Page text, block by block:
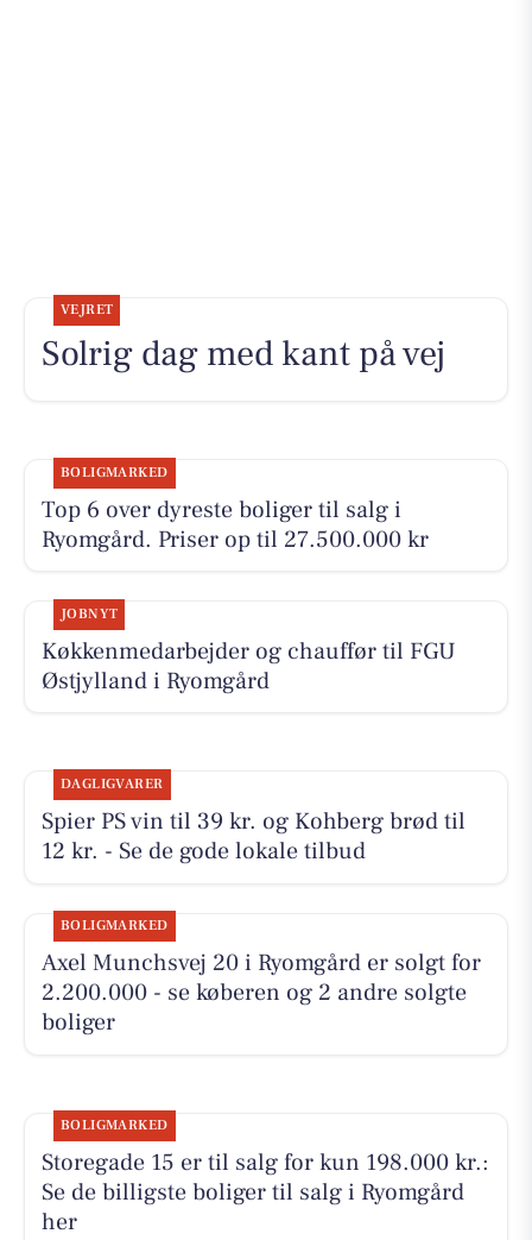
VEJRET
Solrig dag med kant på vej
BOLIGMARKED
Top 6 over dyreste boliger til salg i
Ryomgård. Priser op til 27.500.000 kr
JOBNYT
Køkkenmedarbejder og chauffør til FGU
Østjylland i Ryomgård
DAGLIGVARER
Spier PS vin til 39 kr. og Kohberg brød til
12 kr. - Se de gode lokale tilbud
BOLIGMARKED
Axel Munchsvej 20 i Ryomgård er solgt for
2.200.000 - se køberen og 2 andre solgte
boliger
BOLIGMARKED
Storegade 15 er til salg for kun 198.000 kr.:
Se de billigste boliger til salg i Ryomgård
her